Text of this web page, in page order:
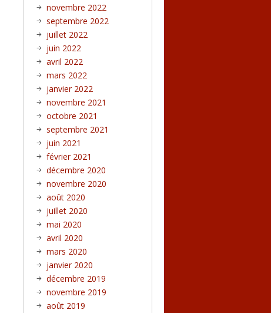
novembre 2022
septembre 2022
juillet 2022
juin 2022
avril 2022
mars 2022
janvier 2022
novembre 2021
octobre 2021
septembre 2021
juin 2021
février 2021
décembre 2020
novembre 2020
août 2020
juillet 2020
mai 2020
avril 2020
mars 2020
janvier 2020
décembre 2019
novembre 2019
août 2019